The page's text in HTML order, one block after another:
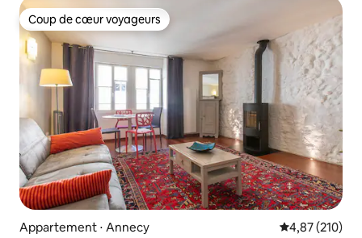
Coup de cœur voyageurs
Coup de cœur voyageurs
Appartement ⋅ Annecy Évaluation
4,87 (210)